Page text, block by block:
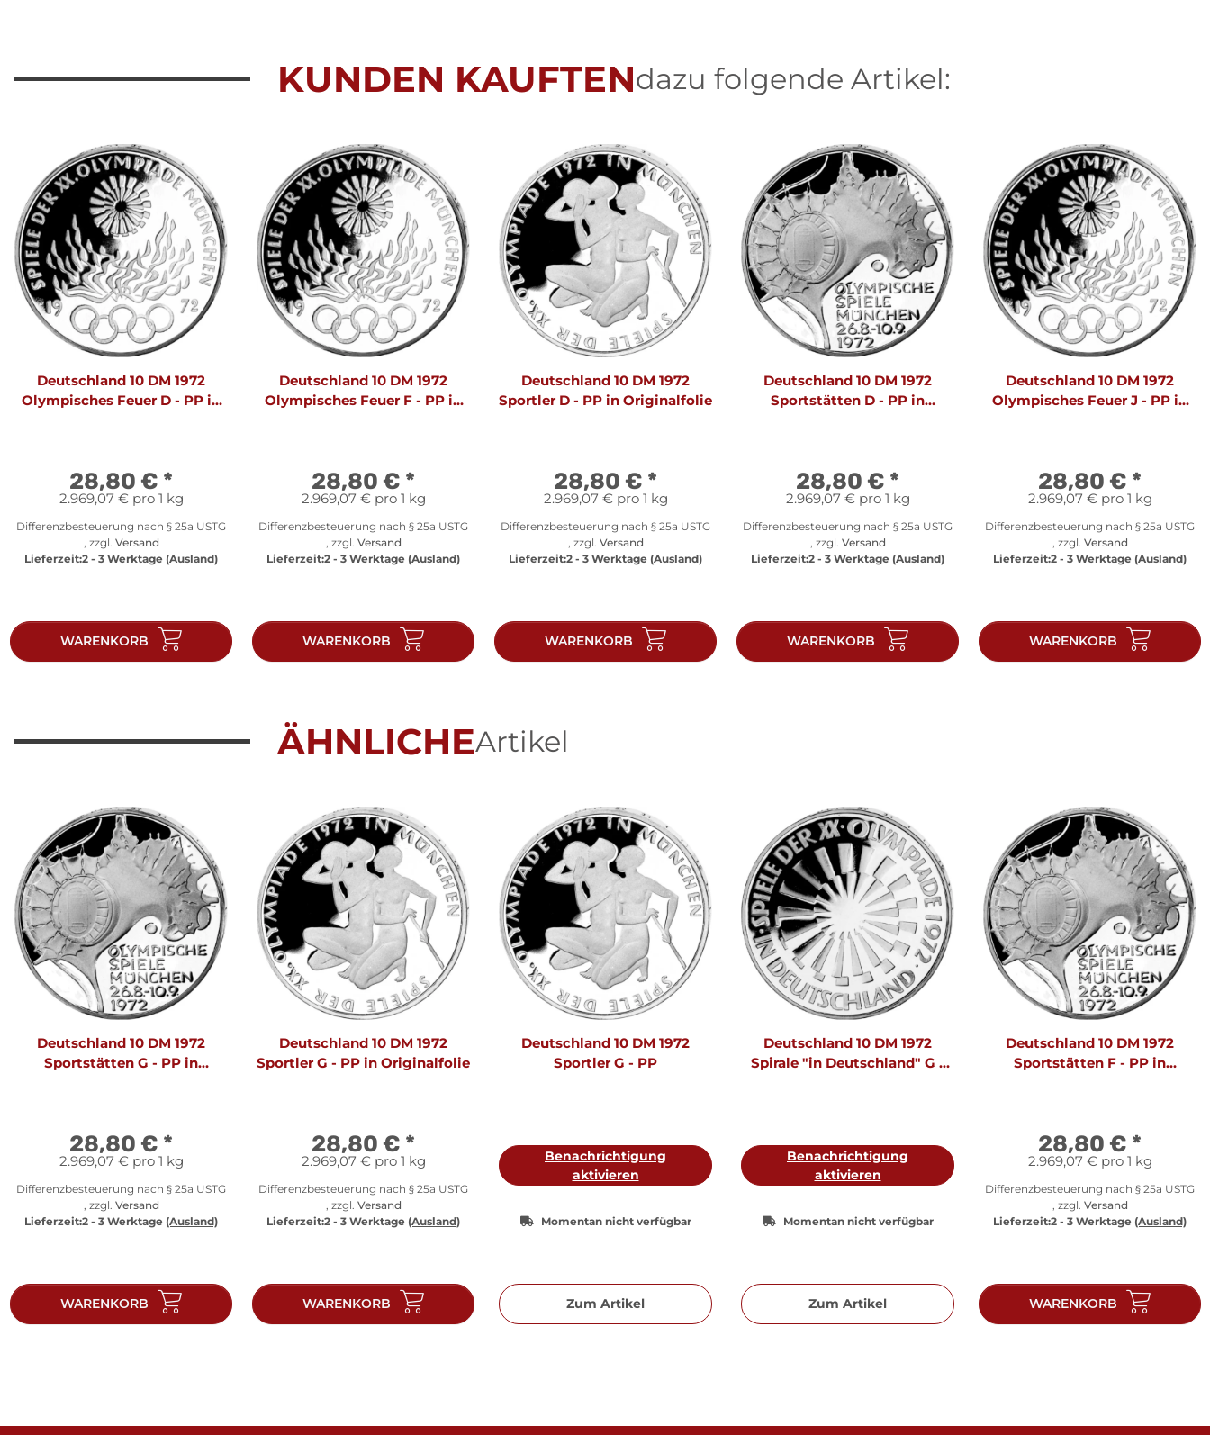
KUNDEN KAUFTENdazu folgende Artikel:
Deutschland 10 DM 1972
Olympisches Feuer D - PP in
28,80 € *
2.969,07 € pro 1 kg
Differenzbesteuerung nach § 25a USTG
, zzgl. Versand
Lieferzeit:2 - 3 Werktage (Ausland)
WARENKORB
Deutschland 10 DM 1972
Olympisches Feuer F - PP in
28,80 € *
2.969,07 € pro 1 kg
Differenzbesteuerung nach § 25a USTG
, zzgl. Versand
Lieferzeit:2 - 3 Werktage (Ausland)
WARENKORB
Deutschland 10 DM 1972
Sportler D - PP in Originalfolie
28,80 € *
2.969,07 € pro 1 kg
Differenzbesteuerung nach § 25a USTG
, zzgl. Versand
Lieferzeit:2 - 3 Werktage (Ausland)
WARENKORB
Deutschland 10 DM 1972
Sportstätten D - PP in
28,80 € *
2.969,07 € pro 1 kg
Differenzbesteuerung nach § 25a USTG
, zzgl. Versand
Lieferzeit:2 - 3 Werktage (Ausland)
WARENKORB
Deutschland 10 DM 1972
Olympisches Feuer J - PP in
28,80 € *
2.969,07 € pro 1 kg
Differenzbesteuerung nach § 25a USTG
, zzgl. Versand
Lieferzeit:2 - 3 Werktage (Ausland)
WARENKORB
ÄHNLICHEArtikel
Deutschland 10 DM 1972
Sportstätten G - PP in
28,80 € *
2.969,07 € pro 1 kg
Differenzbesteuerung nach § 25a USTG
, zzgl. Versand
Lieferzeit:2 - 3 Werktage (Ausland)
WARENKORB
Deutschland 10 DM 1972
Sportler G - PP in Originalfolie
28,80 € *
2.969,07 € pro 1 kg
Differenzbesteuerung nach § 25a USTG
, zzgl. Versand
Lieferzeit:2 - 3 Werktage (Ausland)
WARENKORB
Deutschland 10 DM 1972
Sportler G - PP
Benachrichtigung
aktivieren
Momentan nicht verfügbar
Zum Artikel
Deutschland 10 DM 1972
Spirale "in Deutschland" G -
Benachrichtigung
aktivieren
Momentan nicht verfügbar
Zum Artikel
Deutschland 10 DM 1972
Sportstätten F - PP in
28,80 € *
2.969,07 € pro 1 kg
Differenzbesteuerung nach § 25a USTG
, zzgl. Versand
Lieferzeit:2 - 3 Werktage (Ausland)
WARENKORB